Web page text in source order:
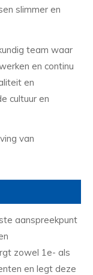
slimmer en
team waar
en continu
en
cultuur en
van
aanspreekpunt
zowel 1e- als
en legt deze